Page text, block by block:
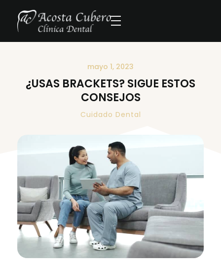
mayo 1, 2023
¿USAS BRACKETS? SIGUE ESTOS
CONSEJOS
Cuidado Dental